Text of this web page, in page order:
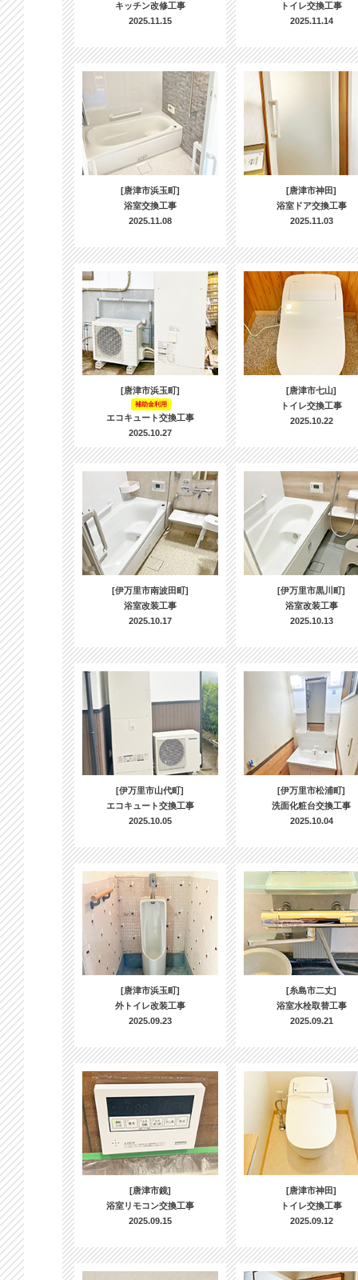
キッチン改修工事
2025.11.15
トイレ交換工事
2025.11.14
[唐津市浜玉町]
浴室交換工事
2025.11.08
[唐津市神田]
浴室ドア交換工事
2025.11.03
[唐津市浜玉町]
補助金利用
エコキュート交換工事
2025.10.27
[唐津市七山]
トイレ交換工事
2025.10.22
[伊万里市南波田町]
浴室改装工事
2025.10.17
[伊万里市黒川町]
浴室改装工事
2025.10.13
[伊万里市山代町]
エコキュート交換工事
2025.10.05
[伊万里市松浦町]
洗面化粧台交換工事
2025.10.04
[唐津市浜玉町]
外トイレ改装工事
2025.09.23
[糸島市二丈]
浴室水栓取替工事
2025.09.21
[唐津市鏡]
浴室リモコン交換工事
2025.09.15
[唐津市神田]
トイレ交換工事
2025.09.12